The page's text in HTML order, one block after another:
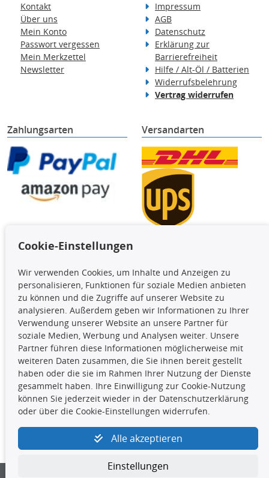
Kontakt
Über uns
Mein Konto
Passwort vergessen
Mein Merkzettel
Newsletter
Impressum
AGB
Datenschutz
Erklärung zur
Barrierefreiheit
Hilfe / Alt-Öl / Batterien
Widerrufsbelehrung
Vertrag widerrufen
Zahlungsarten Versandarten
Die hier angezeigten Daten,
insbesondere die gesamte Datenbank,
dürfen nicht kopiert werden. Es ist zu
unterlassen, die Daten oder die gesamte Datenbank ohne
vorherige Zustimmung TecDocs zu vervielfältigen, zu
verbreiten und/oder diese Handlungen durch Dritte ausführen
zu lassen. Ein Zuwiderhandeln stellt eine
Urheberrechtsverletzung dar und wird verfolgt.
Kontakt
4yourcar GmbH | Avidesweg 1 | 27386 Hemsbünde |
kundenservice@4yourcar.de
Cookie-Einstellungen
Wir verwenden Cookies, um Inhalte und Anzeigen zu
personalisieren, Funktionen für soziale Medien anbieten
zu können und die Zugriffe auf unserer Website zu
analysieren. Außerdem geben wir Informationen zu Ihrer
Verwendung unserer Website an unsere Partner für
soziale Medien, Werbung und Analysen weiter. Unsere
Partner führen diese Informationen möglicherweise mit
weiteren Daten zusammen, die Sie ihnen bereit gestellt
haben oder die sie im Rahmen Ihrer Nutzung der Dienste
gesammelt haben. Ihre Einwilligung zur Cookie-Nutzung
können Sie jederzeit wieder in der Datenschutzerklärung
oder über die Cookie-Einstellungen widerrufen.
Alle akzeptieren
Einstellungen